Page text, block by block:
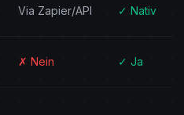
Via Zapier/API ✓ Nativ
✗ Nein ✓ Ja